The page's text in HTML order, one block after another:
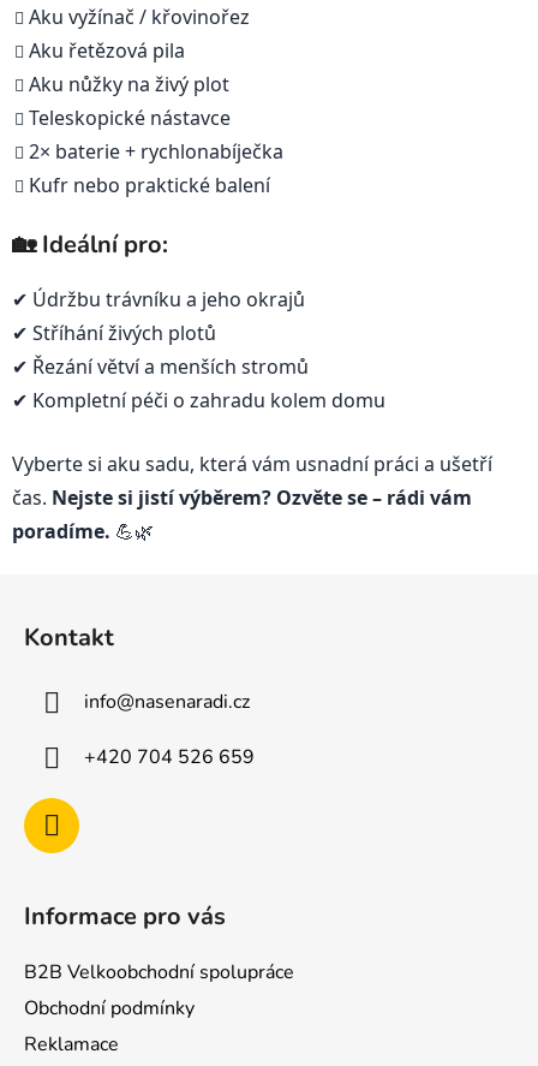
Aku vyžínač / křovinořez
Aku řetězová pila
Aku nůžky na živý plot
Teleskopické nástavce
2× baterie + rychlonabíječka
Kufr nebo praktické balení
🏡 Ideální pro:
✔ Údržbu trávníku a jeho okrajů
✔ Stříhání živých plotů
✔ Řezání větví a menších stromů
✔ Kompletní péči o zahradu kolem domu
Vyberte si aku sadu, která vám usnadní práci a ušetří
čas. Nejste si jistí výběrem? Ozvěte se – rádi vám
poradíme. 💪🌿
Kontakt
info@nasenaradi.cz
+420 704 526 659
Informace pro vás
B2B Velkoobchodní spolupráce
Obchodní podmínky
Reklamace